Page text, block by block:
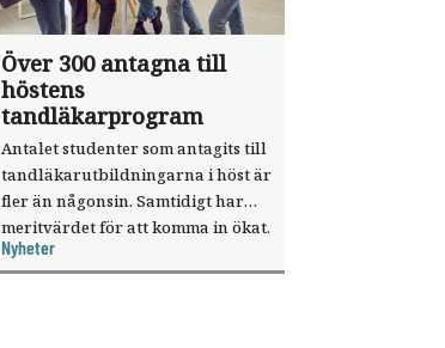
Över 300 antagna till
höstens
tandläkarprogram
Antalet studenter som antagits till
tandläkarutbildningarna i höst är
fler än någonsin. Samtidigt har
meritvärdet för att komma in ökat.
Nyheter